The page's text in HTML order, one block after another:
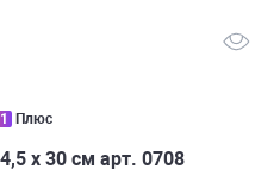
Плюс
х 30 см арт. 0708